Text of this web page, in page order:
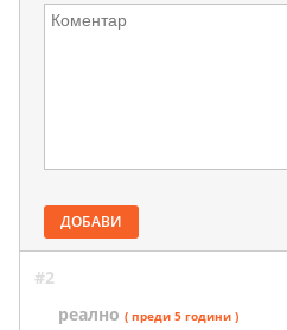
ДОБАВИ
#2
реално ( преди 5 години )